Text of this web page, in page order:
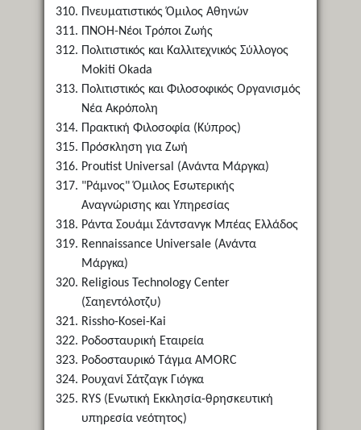
Πνευματιστικός Όμιλος Αθηνών
ΠΝΟΗ-Νέοι Τρόποι Ζωής
Πολιτιστικός και Καλλιτεχνικός Σύλλογος
Mokiti Okada
Πολιτιστικός και Φιλοσοφικός Οργανισμός
Νέα Ακρόπολη
Πρακτική Φιλοσοφία (Κύπρος)
Πρόσκληση για Ζωή
Proutist Universal (Ανάντα Μάργκα)
"Ράμνος" Όμιλος Εσωτερικής
Αναγνώρισης και Υπηρεσίας
Ράντα Σουάμι Σάντσανγκ Μπέας Ελλάδος
Rennaissance Universale (Ανάντα
Μάργκα)
Religious Technology Center
(Σαηεντόλοτζυ)
Rissho-Kosei-Kai
Ροδοσταυρική Εταιρεία
Ροδοσταυρικό Τάγμα AMORC
Ρουχανί Σάτζαγκ Γιόγκα
RYS (Ενωτική Εκκλησία-θρησκευτική
υπηρεσία νεότητος)